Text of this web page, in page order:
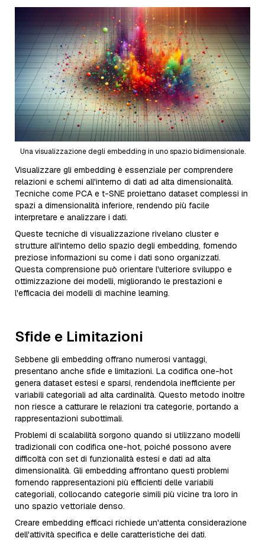
Una visualizzazione degli embedding in uno spazio bidimensionale.
Visualizzare gli embedding è essenziale per comprendere
relazioni e schemi all'interno di dati ad alta dimensionalità.
Tecniche come PCA e t-SNE proiettano dataset complessi in
spazi a dimensionalità inferiore, rendendo più facile
interpretare e analizzare i dati.
Queste tecniche di visualizzazione rivelano cluster e
strutture all'interno dello spazio degli embedding, fornendo
preziose informazioni su come i dati sono organizzati.
Questa comprensione può orientare l'ulteriore sviluppo e
ottimizzazione dei modelli, migliorando le prestazioni e
l'efficacia dei modelli di machine learning.
Sfide e Limitazioni
Sebbene gli embedding offrano numerosi vantaggi,
presentano anche sfide e limitazioni. La codifica one-hot
genera dataset estesi e sparsi, rendendola inefficiente per
variabili categoriali ad alta cardinalità. Questo metodo inoltre
non riesce a catturare le relazioni tra categorie, portando a
rappresentazioni subottimali.
Problemi di scalabilità sorgono quando si utilizzano modelli
tradizionali con codifica one-hot, poiché possono avere
difficoltà con set di funzionalità estesi e dati ad alta
dimensionalità. Gli embedding affrontano questi problemi
fornendo rappresentazioni più efficienti delle variabili
categoriali, collocando categorie simili più vicine tra loro in
uno spazio vettoriale denso.
Creare embedding efficaci richiede un'attenta considerazione
dell'attività specifica e delle caratteristiche dei dati.